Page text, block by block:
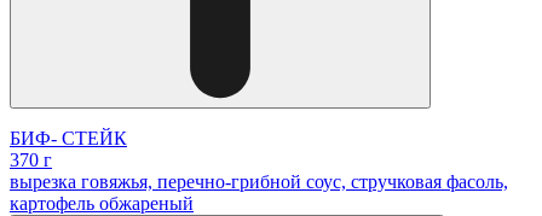
БИФ- СТЕЙК
370 г
вырезка говяжья, перечно-грибной соус, стручковая фасоль,
картофель обжареный